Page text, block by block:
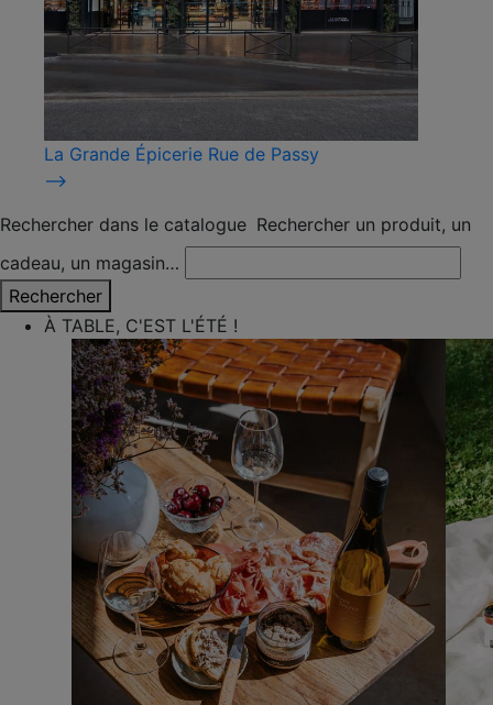
La Grande Épicerie Rue de Passy
⟶
Rechercher dans le catalogue Rechercher un produit, un
cadeau, un magasin…
Rechercher
À TABLE, C'EST L'ÉTÉ !